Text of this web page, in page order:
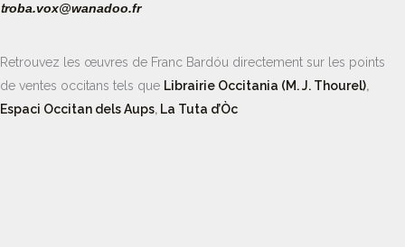
troba.vox@wanadoo.fr
Retrouvez les œuvres de Franc Bardóu directement sur les points
de ventes occitans tels que Librairie Occitania (M. J. Thourel),
Espaci Occitan dels Aups, La Tuta d’Òc